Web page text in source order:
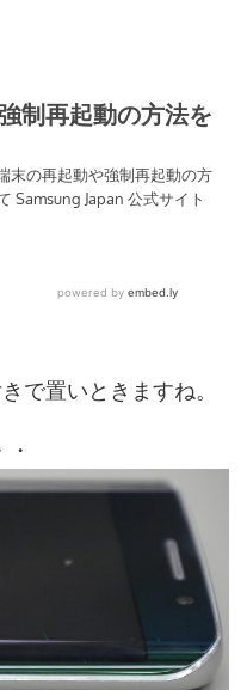
で置いときますね。